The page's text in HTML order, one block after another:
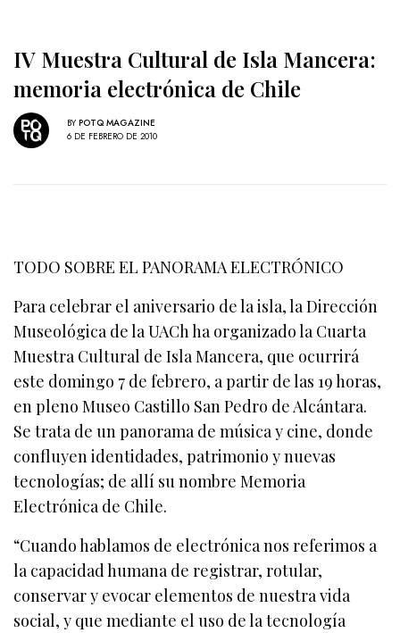
IV Muestra Cultural de Isla Mancera:
memoria electrónica de Chile
BY POTQ MAGAZINE
6 DE FEBRERO DE 2010
TODO SOBRE EL PANORAMA ELECTRÓNICO
Para celebrar el aniversario de la isla, la Dirección
Museológica de la UACh ha organizado la Cuarta
Muestra Cultural de Isla Mancera, que ocurrirá
este domingo 7 de febrero, a partir de las 19 horas,
en pleno Museo Castillo San Pedro de Alcántara.
Se trata de un panorama de música y cine, donde
confluyen identidades, patrimonio y nuevas
tecnologías; de allí su nombre Memoria
Electrónica de Chile.
“Cuando hablamos de electrónica nos referimos a
la capacidad humana de registrar, rotular,
conservar y evocar elementos de nuestra vida
social, y que mediante el uso de la tecnología